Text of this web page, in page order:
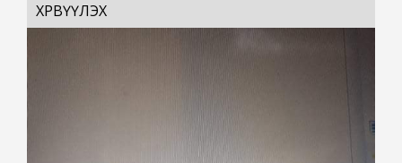
ХӨРВҮҮЛЭХ